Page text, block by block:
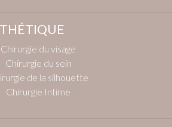
Chirurgie du visage
Chirurgie du sein
de la silhouette
Chirurgie Intime